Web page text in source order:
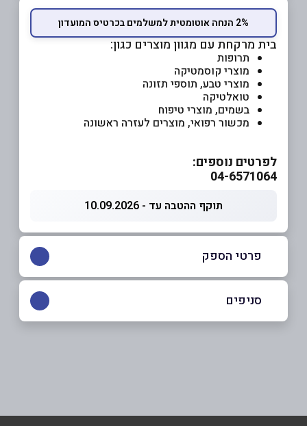
2% הנחה אוטומטית למשלמים בכרטיס המועדון
בית מרקחת עם מגוון מוצרים כגון:
תרופות
מוצרי קוסמטיקה
מוצרי טבע, תוספי תזונה
טואלטיקה
בשמים, מוצרי טיפוח
מכשור רפואי, מוצרים לעזרה ראשונה
לפרטים נוספים:
04-6571064
תוקף ההטבה עד - 10.09.2026
פרטי הספק
סניפים